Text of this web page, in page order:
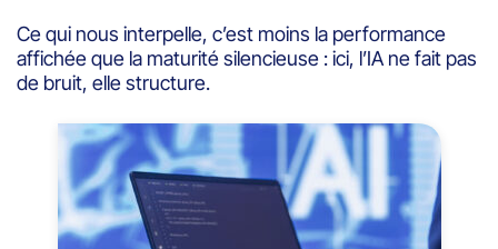
Ce qui nous interpelle, c’est moins la performance
affichée que la maturité silencieuse : ici, l’IA ne fait pas
de bruit, elle structure.